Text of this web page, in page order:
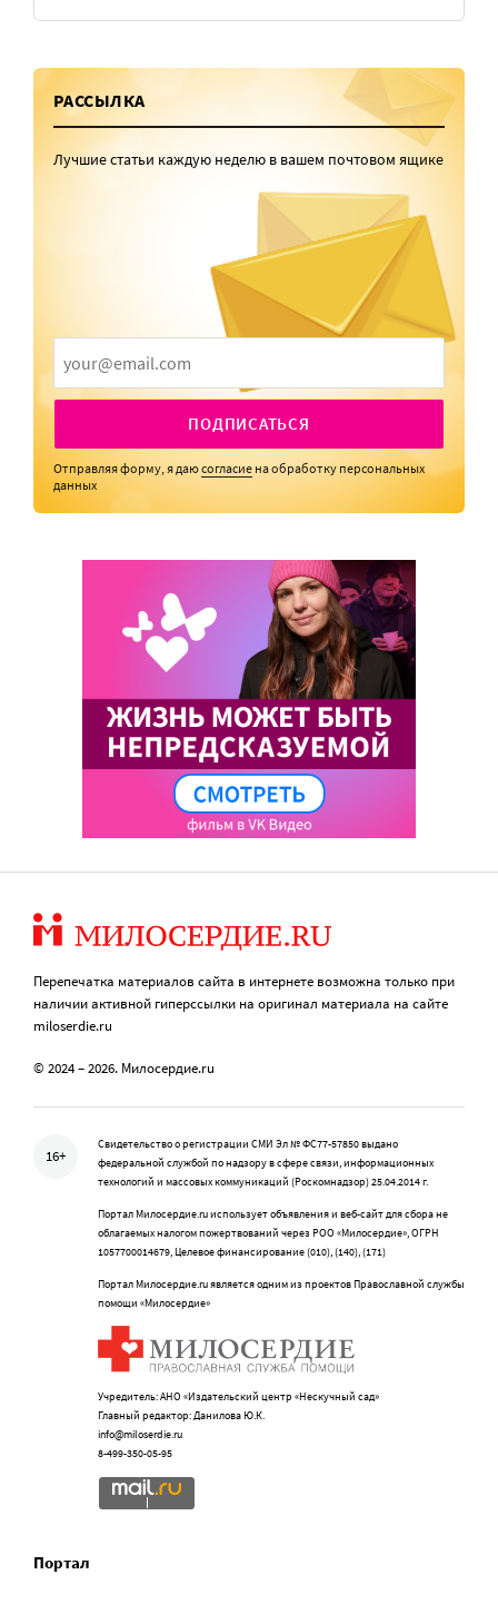
РАССЫЛКА
Лучшие статьи каждую неделю в вашем почтовом ящике
ПОДПИСАТЬСЯ
Отправляя форму, я даюсогласие на обработку персональных
данных
Перепечатка материалов сайта в интернете возможна только при
наличии активной гиперссылки на оригинал материала на сайте
miloserdie.ru
© 2024 – 2026. Милосердие.ru
16+
Свидетельство о регистрации СМИ Эл № ФС77-57850 выдано
федеральной службой по надзору в сфере связи, информационных
технологий и массовых коммуникаций (Роскомнадзор) 25.04.2014 г.
Портал Милосердие.ru использует объявления и веб-сайт для сбора не
облагаемых налогом пожертвований через РОО «Милосердие», ОГРН
1057700014679, Целевое финансирование (010), (140), (171)
Портал Милосердие.ru является одним из проектов Православной службы
помощи «Милосердие»
Учредитель: АНО «Издательский центр «Нескучный сад»
Главный редактор: Данилова Ю.К.
info@miloserdie.ru
8-499-350-05-95
Портал